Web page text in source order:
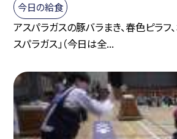
今日の給食
アスパラガスの豚バラまき、春色ピラフ
スパラガス」（今日は全...